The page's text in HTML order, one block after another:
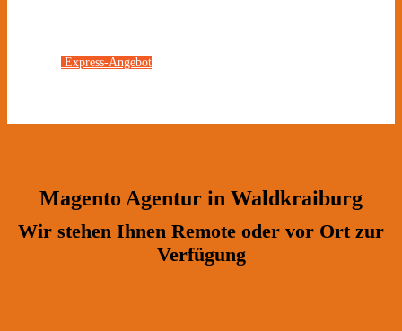
Express-Angebot
Magento Agentur in Waldkraiburg
Wir stehen Ihnen Remote oder vor Ort zur
Verfügung